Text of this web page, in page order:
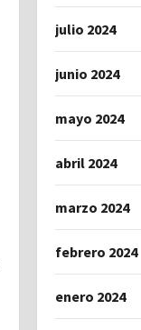
julio 2024
junio 2024
mayo 2024
abril 2024
marzo 2024
febrero 2024
enero 2024